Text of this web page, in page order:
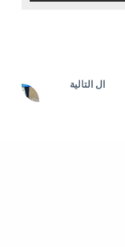
ال التالية